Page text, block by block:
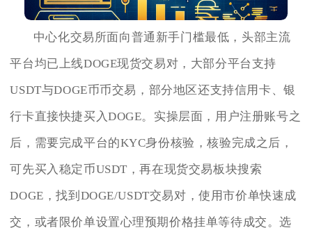
中心化交易所面向普通新手门槛最低，头部主流
平台均已上线DOGE现货交易对，大部分平台支持
USDT与DOGE币币交易，部分地区还支持信用卡、银
行卡直接快捷买入DOGE。实操层面，用户注册账号之
后，需要完成平台的KYC身份核验，核验完成之后，
可先买入稳定币USDT，再在现货交易板块搜索
DOGE，找到DOGE/USDT交易对，使用市价单快速成
交，或者限价单设置心理预期价格挂单等待成交。选